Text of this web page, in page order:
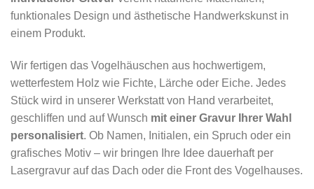
funktionales Design und ästhetische Handwerkskunst in
einem Produkt.
Wir fertigen das Vogelhäuschen aus hochwertigem,
wetterfestem Holz wie Fichte, Lärche oder Eiche. Jedes
Stück wird in unserer Werkstatt von Hand verarbeitet,
geschliffen und auf Wunsch mit einer Gravur Ihrer Wahl
personalisiert. Ob Namen, Initialen, ein Spruch oder ein
grafisches Motiv – wir bringen Ihre Idee dauerhaft per
Lasergravur auf das Dach oder die Front des Vogelhauses.